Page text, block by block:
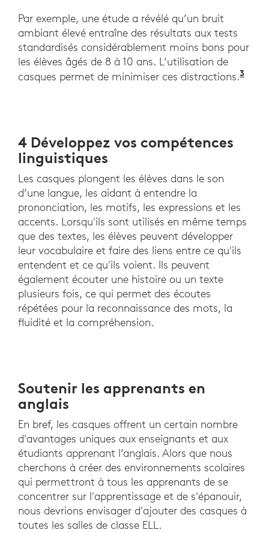
Par exemple, une étude a révélé qu’un bruit
ambiant élevé entraîne des résultats aux tests
standardisés considérablement moins bons pour
les élèves âgés de 8 à 10 ans. L’utilisation de
casques permet de minimiser ces distractions.3
4 Développez vos compétences
linguistiques
Les casques plongent les élèves dans le son
d’une langue, les aidant à entendre la
prononciation, les motifs, les expressions et les
accents. Lorsqu'ils sont utilisés en même temps
que des textes, les élèves peuvent développer
leur vocabulaire et faire des liens entre ce qu'ils
entendent et ce qu'ils voient. Ils peuvent
également écouter une histoire ou un texte
plusieurs fois, ce qui permet des écoutes
répétées pour la reconnaissance des mots, la
fluidité et la compréhension.
Soutenir les apprenants en
anglais
En bref, les casques offrent un certain nombre
d'avantages uniques aux enseignants et aux
étudiants apprenant l’anglais. Alors que nous
cherchons à créer des environnements scolaires
qui permettront à tous les apprenants de se
concentrer sur l'apprentissage et de s'épanouir,
nous devrions envisager d'ajouter des casques à
toutes les salles de classe ELL.